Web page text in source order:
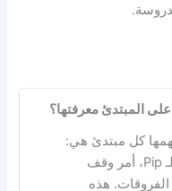
المبتدئ معرفتها؟
كل مبتدئ هي:
السبريد، الرافعة المالية، اللوت، الـ Pip، أمر وقف
هذه